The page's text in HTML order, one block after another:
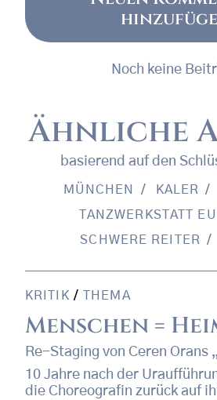
Noch keine
Ähnliche
basierend auf den
MÜNCHEN KALER
TANZWERKSTATT
SCHWERE REITER
KRITIK / THEMA
Menschen =
Re-Staging von Ceren Orans
10 Jahre nach der
die Choreografin zurück auf